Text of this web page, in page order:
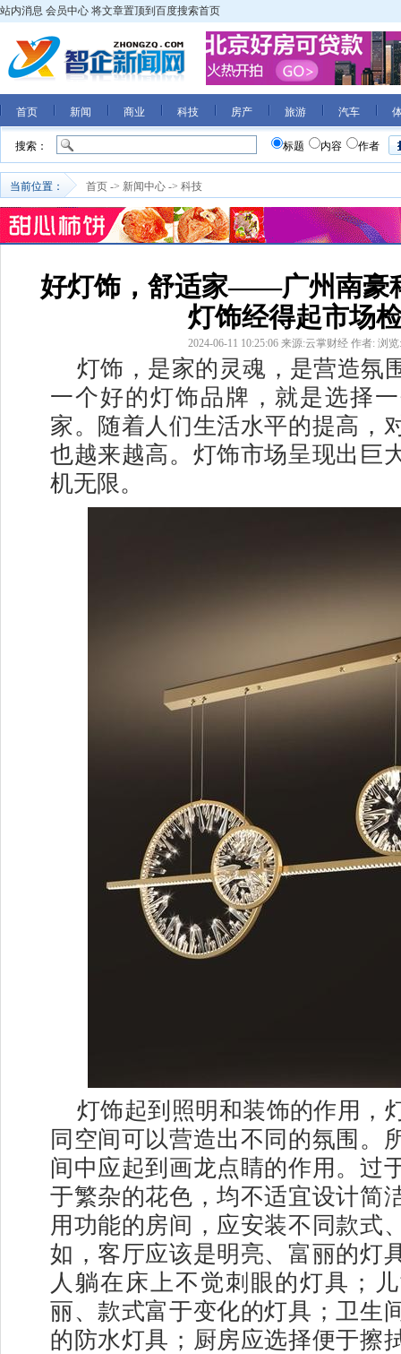
站内消息 会员中心 将文章置顶到百度搜索首页
首页 新闻 商业 科技 房产 旅游 汽车
搜索： 标题 内容 作者
当前位置： 首页 -> 新闻中心 -> 科技
好灯饰，舒适家——广州南豪
灯饰经得起市场
2024-06-11 10:25:06 来源:云掌财经 作者: 浏
灯饰，是家的灵魂，是营造氛
一个好的灯饰品牌，就是选择
家。随着人们生活水平的提高，
也越来越高。灯饰市场呈现出巨
机无限。
灯饰起到照明和装饰的作用，
同空间可以营造出不同的氛围。
间中应起到画龙点睛的作用。过
于繁杂的花色，均不适宜设计简
用功能的房间，应安装不同款式
如，客厅应该是明亮、富丽的灯
人躺在床上不觉刺眼的灯具；
丽、款式富于变化的灯具；卫生
的防水灯具；厨房应选择便于擦